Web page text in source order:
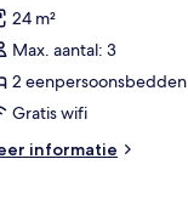
24 m²
Max. aantal: 3
2 eenpersoonsbedden
Gratis wifi
informatie